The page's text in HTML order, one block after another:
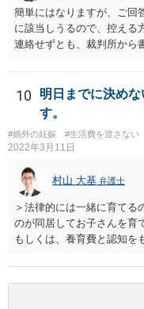
簡単にはなりますが、ご回
に該当しうるので、控える
連絡せずとも、裁判所から
いのであれば、調停や訴訟
10
明日までに決め
す。
#婚外の妊娠 #生活費を渡さない
2022年3月11日
村山 大基 弁護士
＞法律的には一緒に育てる
のが同居してお子さんを育
もしくは、養育費と認知を
す。 また、認知されたこ
ますので、 養育費を請求
ったり、行方不明だったり